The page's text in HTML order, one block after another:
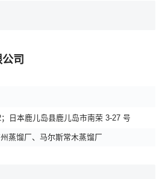
司
日本鹿儿岛县鹿儿岛市南荣 3-27 号
蒸馏厂、马尔斯常木蒸馏厂